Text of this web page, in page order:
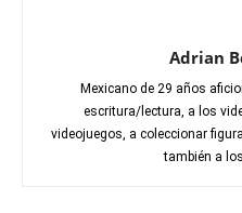
Adrian
Mexicano de 29 años
escritura/lectura, a los
videojuegos, a coleccionar
también a